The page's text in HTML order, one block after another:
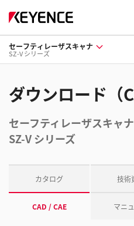
セーフティレーザスキャナ
SZ-V シリーズ
ダウンロード（
セーフティレーザスキャナ
SZ-V シリーズ
カタログ 技術
CAD / CAE マニ